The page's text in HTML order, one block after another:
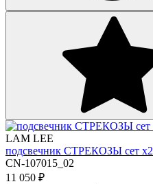
LAM LEE
подсвечник СТРЕКОЗЫ сет х2
CN-107015_02
11 050 ₽